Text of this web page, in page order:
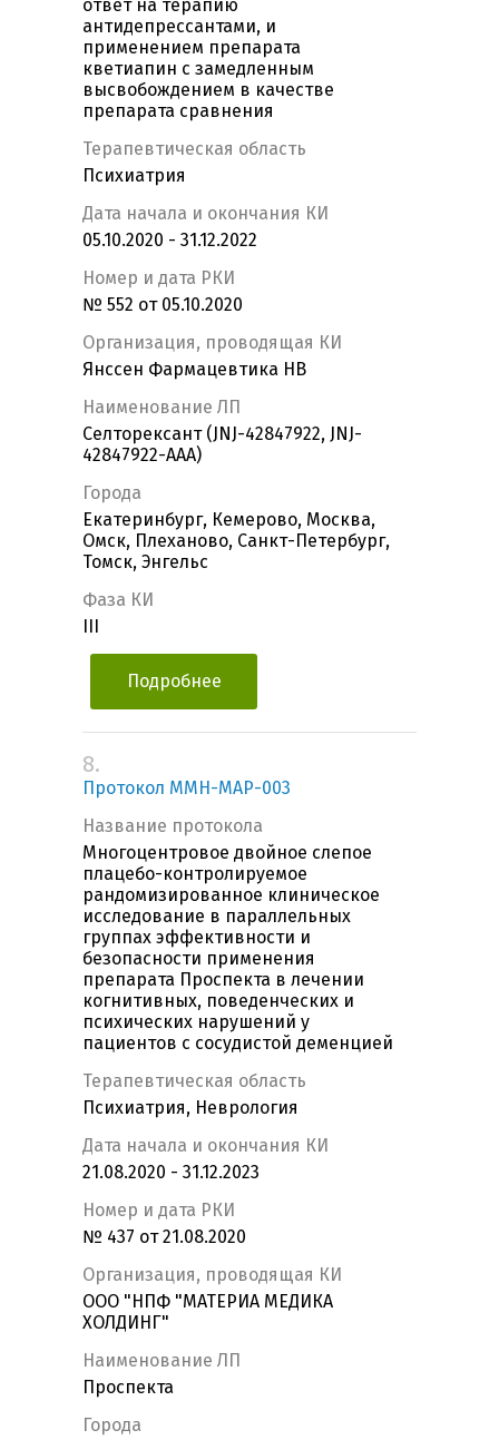
ответ на терапию
антидепрессантами, и
применением препарата
кветиапин с замедленным
высвобождением в качестве
препарата сравнения
Терапевтическая область
Психиатрия
Дата начала и окончания КИ
05.10.2020 - 31.12.2022
Номер и дата РКИ
№ 552 от 05.10.2020
Организация, проводящая КИ
Янссен Фармацевтика НВ
Наименование ЛП
Селторексант (JNJ-42847922, JNJ-
42847922-AAA)
Города
Екатеринбург, Кемерово, Москва,
Омск, Плеханово, Санкт-Петербург,
Томск, Энгельс
Фаза КИ
Подробнее
8.
Протокол MMH-MAP-003
Название протокола
Многоцентровое двойное слепое
плацебо-контролируемое
рандомизированное клиническое
исследование в параллельных
группах эффективности и
безопасности применения
препарата Проспекта в лечении
когнитивных, поведенческих и
психических нарушений у
пациентов с сосудистой деменцией
Терапевтическая область
Психиатрия, Неврология
Дата начала и окончания КИ
21.08.2020 - 31.12.2023
Номер и дата РКИ
№ 437 от 21.08.2020
Организация, проводящая КИ
ООО "НПФ "МАТЕРИА МЕДИКА
ХОЛДИНГ"
Наименование ЛП
Проспекта
Города